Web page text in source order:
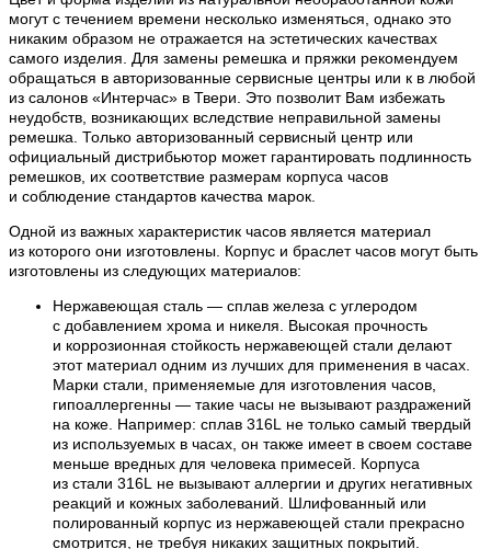
могут с течением времени несколько изменяться, однако это
никаким образом не отражается на эстетических качествах
самого изделия. Для замены ремешка и пряжки рекомендуем
обращаться в авторизованные сервисные центры или к в любой
из салонов «Интерчас» в Твери. Это позволит Вам избежать
неудобств, возникающих вследствие неправильной замены
ремешка. Только авторизованный сервисный центр или
официальный дистрибьютор может гарантировать подлинность
ремешков, их соответствие размерам корпуса часов
и соблюдение стандартов качества марок.
Одной из важных характеристик часов является материал
из которого они изготовлены. Корпус и браслет часов могут быть
изготовлены из следующих материалов:
Нержавеющая сталь — сплав железа с углеродом
с добавлением хрома и никеля. Высокая прочность
и коррозионная стойкость нержавеющей стали делают
этот материал одним из лучших для применения в часах.
Марки стали, применяемые для изготовления часов,
гипоаллергенны — такие часы не вызывают раздражений
на коже. Например: сплав 316L не только самый твердый
из используемых в часах, он также имеет в своем составе
меньше вредных для человека примесей. Корпуса
из стали 316L не вызывают аллергии и других негативных
реакций и кожных заболеваний. Шлифованный или
полированный корпус из нержавеющей стали прекрасно
смотрится, не требуя никаких защитных покрытий.